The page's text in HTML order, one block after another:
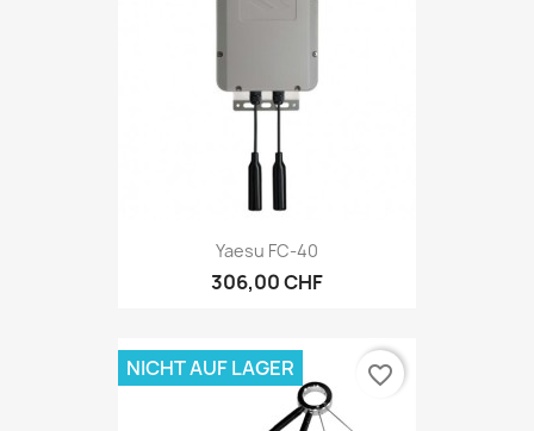
Yaesu FC-40
306,00 CHF
NICHT AUF LAGER favorite_border